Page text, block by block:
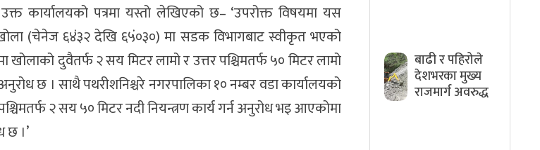
कार्यालयको पत्रमा यस्तो लेखिएको छ– ‘उपरोक्त विषयमा यस
खोला (चेनेज ६४ंं३२ देखि ६५ंं०३०) मा सडक विभागबाट स्वीकृत भएको
दुवैतर्फ २ सय मिटर लामो र उत्तर पश्चिमतर्फ ५० मिटर लामो
छ । साथै पथरीशनिश्चरे नगरपालिका १० नम्बर वडा कार्यालयको
२ सय ५० मिटर नदी नियन्त्रण कार्य गर्न अनुरोध भइ आएकोमा
छ ।’
बाढी र पहिरोले
देशभरका मुख्य
राजमार्ग अवरुद्ध